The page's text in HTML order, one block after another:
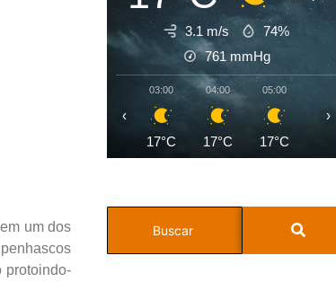
um dos
protoindo-
3.1 m/s
74%
761 mmHg
03:00
17°C
04:00
17°C
05:00
17°C
‹ ›